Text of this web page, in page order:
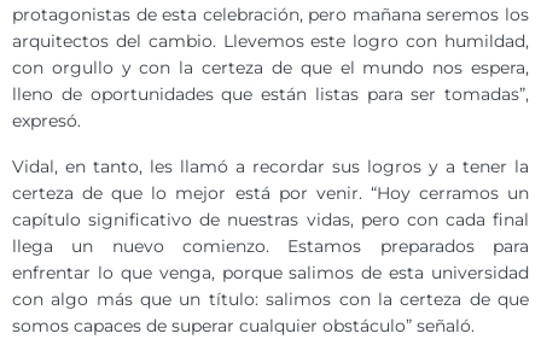
protagonistas de esta celebración, pero mañana seremos los
arquitectos del cambio. Llevemos este logro con humildad,
con orgullo y con la certeza de que el mundo nos espera,
lleno de oportunidades que están listas para ser tomadas”,
expresó.
Vidal, en tanto, les llamó a recordar sus logros y a tener la
certeza de que lo mejor está por venir. “Hoy cerramos un
capítulo significativo de nuestras vidas, pero con cada final
llega un nuevo comienzo. Estamos preparados para
enfrentar lo que venga, porque salimos de esta universidad
con algo más que un título: salimos con la certeza de que
somos capaces de superar cualquier obstáculo” señaló.